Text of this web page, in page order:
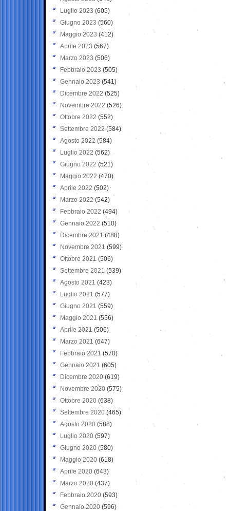
Luglio 2023 (605)
Giugno 2023 (560)
Maggio 2023 (412)
Aprile 2023 (567)
Marzo 2023 (506)
Febbraio 2023 (505)
Gennaio 2023 (541)
Dicembre 2022 (525)
Novembre 2022 (526)
Ottobre 2022 (552)
Settembre 2022 (584)
Agosto 2022 (584)
Luglio 2022 (562)
Giugno 2022 (521)
Maggio 2022 (470)
Aprile 2022 (502)
Marzo 2022 (542)
Febbraio 2022 (494)
Gennaio 2022 (510)
Dicembre 2021 (488)
Novembre 2021 (599)
Ottobre 2021 (506)
Settembre 2021 (539)
Agosto 2021 (423)
Luglio 2021 (577)
Giugno 2021(559)
Maggio 2021 (556)
Aprile 2021 (506)
Marzo 2021 (647)
Febbraio 2021 (570)
Gennaio 2021 (605)
Dicembre 2020 (619)
Novembre 2020 (575)
Ottobre 2020 (638)
Settembre 2020(465)
Agosto 2020 (588)
Luglio 2020 (597)
Giugno 2020 (580)
Maggio 2020 (618)
Aprile 2020 (643)
Marzo 2020 (437)
Febbraio 2020 (593)
Gennaio 2020 (596)